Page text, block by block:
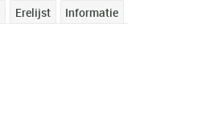
Informatie
Erelijst